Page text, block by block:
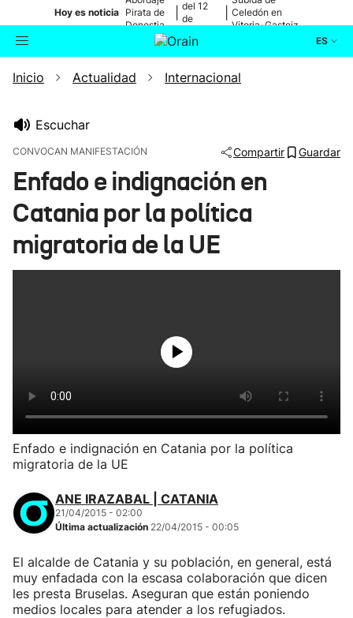
Hoy es noticia Pirata de
Donostia
del 12
de
Celedón en
Vitoria-Gasteiz
ES
Buscador Actualidad
Ikusmiran
Eguraldia
Inicio Actualidad Internacional
Escuchar
CONVOCAN MANIFESTACIÓN Compartir Guardar
Enfado e indignación en
Catania por la política
migratoria de la UE
Enfado e indignación en Catania por la política
migratoria de la UE
ANE IRAZABAL | CATANIA
21/04/2015 - 02:00
Última actualización 22/04/2015 - 00:05
El alcalde de Catania y su población, en general, está
muy enfadada con la escasa colaboración que dicen
les presta Bruselas. Aseguran que están poniendo
medios locales para atender a los refugiados.